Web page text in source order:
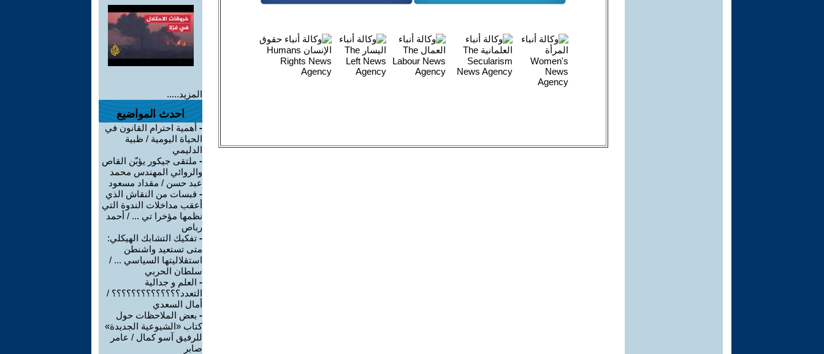
المزيد.....
احدث المواضيع
- أهمية احترام القانون في
الحياة اليومية / ظبية
الدليمي
- ملتقى جيكور يؤبّن القاص
والروائي المهندس محمد
عبد حسن / مقداد مسعود
- قبسات من النقاش الذي
أعقب مداخلات الندوة التي
نظمها مؤخرا تي ... / أحمد
رباص
- تفكيك التشابك الهيكلي:
متى تستعيد واشنطن
استقلاليتها السياسي ... /
سلطان الحربي
- العلم و جدالية
التعدد؟؟؟؟؟؟؟؟؟؟؟؟؟؟ /
أمال السعدي
- بعض الملاحظات حول
كتاب «الشيوعية الجديدة»
للرفيق آسو كمال / عامر
صابر